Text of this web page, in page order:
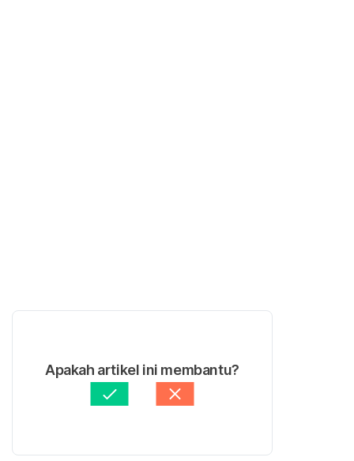
Apakah artikel ini membantu?